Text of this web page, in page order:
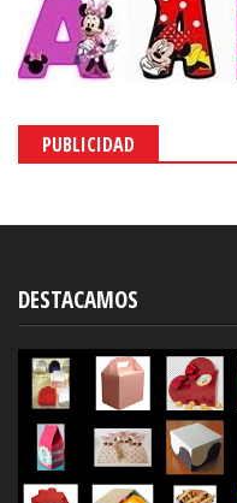
PUBLICIDAD
DESTACAMOS